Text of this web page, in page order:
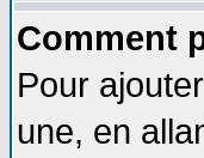
Comment
Pour
une, en